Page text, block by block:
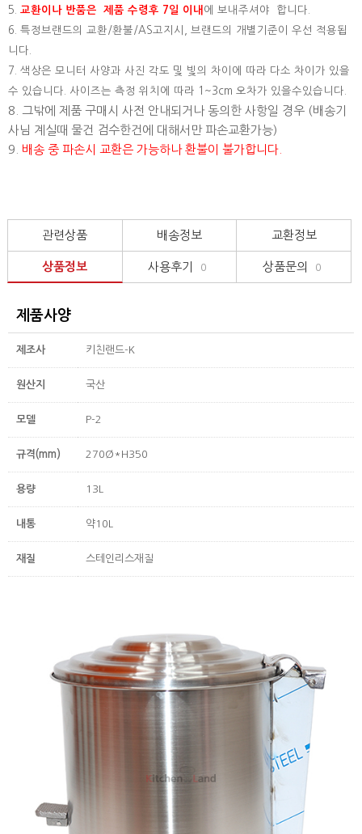
5. 교환이나 반품은 제품 수령후 7일 이내 에 보내주셔야 합니다.
6. 특정브랜드의 교환/환불/AS고지시, 브랜드의 개별기준이 우선 적용됩
니다.
7. 색상은 모니터 사양과 사진 각도 및 빛의 차이에 따라 다소 차이가 있을
수 있습니다. 사이즈는 측정 위치에 따라 1~3cm 오차가 있을수있습니다.
8. 그밖에 제품 구매시 사전 안내되거나 동의한 사항일 경우 (배송기
사님 계실때 물건 검수한건에 대해서만 파손교환가능)
9. 배송 중 파손시 교환은 가능하나 환불이 불가합니다.
관련상품 배송정보 교환정보
상품정보 사용후기 0 상품문의 0
제품사양
제조사 키친랜드-K
원산지 국산
모델 P-2
규격(mm) 270Ø*H350
용량 13L
내통 약10L
재질 스테인리스재질